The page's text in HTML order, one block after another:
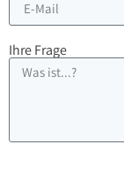
Ihre Frage